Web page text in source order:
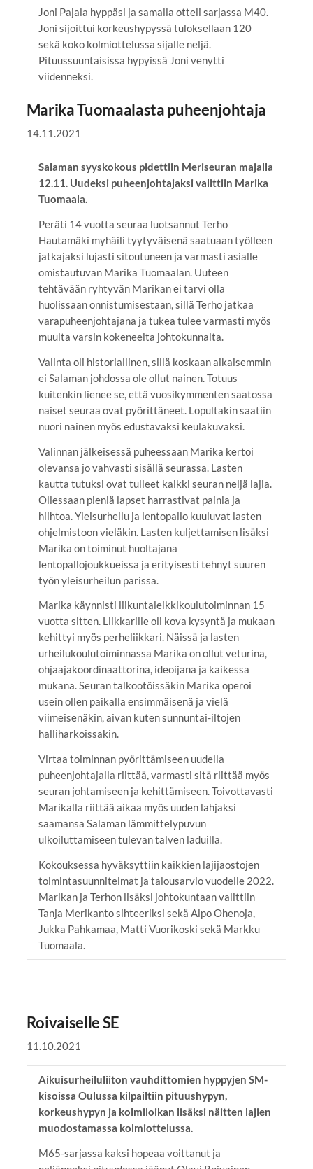
Joni Pajala hyppäsi ja samalla otteli sarjassa M40.
Joni sijoittui korkeushypyssä tuloksellaan 120
sekä koko kolmiottelussa sijalle neljä.
Pituussuuntaisissa hypyissä Joni venytti
viidenneksi.
Marika Tuomaalasta puheenjohtaja
14.11.2021
Salaman syyskokous pidettiin Meriseuran majalla
12.11. Uudeksi puheenjohtajaksi valittiin Marika
Tuomaala.
Peräti 14 vuotta seuraa luotsannut Terho
Hautamäki myhäili tyytyväisenä saatuaan työlleen
jatkajaksi lujasti sitoutuneen ja varmasti asialle
omistautuvan Marika Tuomaalan. Uuteen
tehtävään ryhtyvän Marikan ei tarvi olla
huolissaan onnistumisestaan, sillä Terho jatkaa
varapuheenjohtajana ja tukea tulee varmasti myös
muulta varsin kokeneelta johtokunnalta.
Valinta oli historiallinen, sillä koskaan aikaisemmin
ei Salaman johdossa ole ollut nainen. Totuus
kuitenkin lienee se, että vuosikymmenten saatossa
naiset seuraa ovat pyörittäneet. Lopultakin saatiin
nuori nainen myös edustavaksi keulakuvaksi.
Valinnan jälkeisessä puheessaan Marika kertoi
olevansa jo vahvasti sisällä seurassa. Lasten
kautta tutuksi ovat tulleet kaikki seuran neljä lajia.
Ollessaan pieniä lapset harrastivat painia ja
hiihtoa. Yleisurheilu ja lentopallo kuuluvat lasten
ohjelmistoon vieläkin. Lasten kuljettamisen lisäksi
Marika on toiminut huoltajana
lentopallojoukkueissa ja erityisesti tehnyt suuren
työn yleisurheilun parissa.
Marika käynnisti liikuntaleikkikoulutoiminnan 15
vuotta sitten. Liikkarille oli kova kysyntä ja mukaan
kehittyi myös perheliikkari. Näissä ja lasten
urheilukoulutoiminnassa Marika on ollut veturina,
ohjaajakoordinaattorina, ideoijana ja kaikessa
mukana. Seuran talkootöissäkin Marika operoi
usein ollen paikalla ensimmäisenä ja vielä
viimeisenäkin, aivan kuten sunnuntai-iltojen
halliharkoissakin.
Virtaa toiminnan pyörittämiseen uudella
puheenjohtajalla riittää, varmasti sitä riittää myös
seuran johtamiseen ja kehittämiseen. Toivottavasti
Marikalla riittää aikaa myös uuden lahjaksi
saamansa Salaman lämmittelypuvun
ulkoiluttamiseen tulevan talven laduilla.
Kokouksessa hyväksyttiin kaikkien lajijaostojen
toimintasuunnitelmat ja talousarvio vuodelle 2022.
Marikan ja Terhon lisäksi johtokuntaan valittiin
Tanja Merikanto sihteeriksi sekä Alpo Ohenoja,
Jukka Pahkamaa, Matti Vuorikoski sekä Markku
Tuomaala.
Roivaiselle SE
11.10.2021
Aikuisurheiluliiton vauhdittomien hyppyjen SM-
kisoissa Oulussa kilpailtiin pituushypyn,
korkeushypyn ja kolmiloikan lisäksi näitten lajien
muodostamassa kolmiottelussa.
M65-sarjassa kaksi hopeaa voittanut ja